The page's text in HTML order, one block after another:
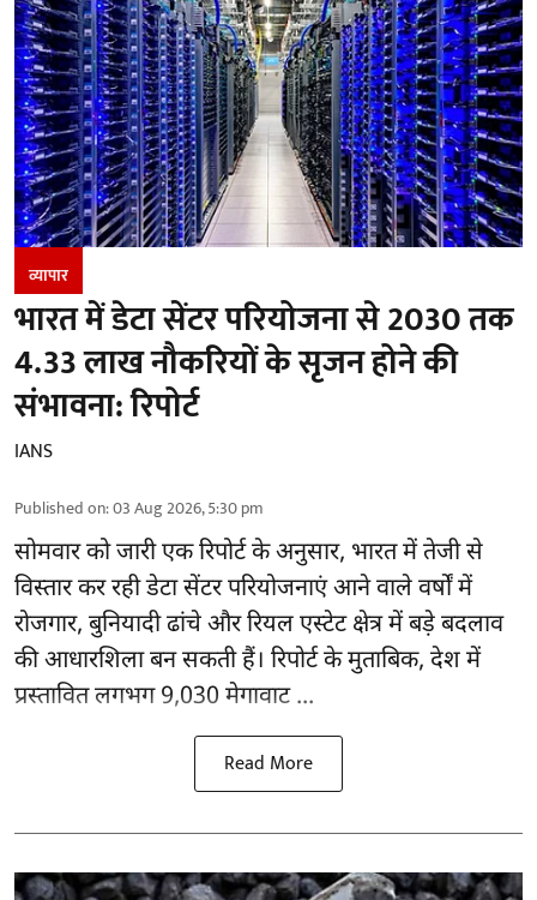
व्यापार
भारत में डेटा सेंटर परियोजना से 2030 तक
4.33 लाख नौकरियों के सृजन होने की
संभावना: रिपोर्ट
IANS
Published on:03 Aug 2026, 5:30 pm
सोमवार को जारी एक रिपोर्ट के अनुसार, भारत में तेजी से
विस्तार कर रही डेटा सेंटर परियोजनाएं आने वाले वर्षों में
रोजगार, बुनियादी ढांचे और रियल एस्टेट क्षेत्र में बड़े बदलाव
की आधारशिला बन सकती हैं। रिपोर्टके मुताबिक, देश में
प्रस्तावित लगभग 9,030 मेगावाट ...
Read More